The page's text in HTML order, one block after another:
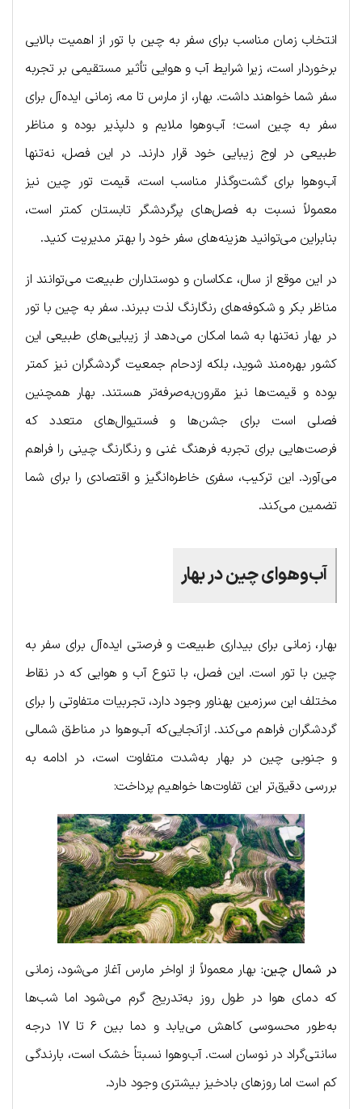
انتخاب زمان مناسب برای سفر به چین با تور از اهمیت بالایی
برخوردار است، زیرا شرایط آب و هوایی تأثیر مستقیمی بر تجربه
سفر شما خواهند داشت. بهار، از مارس تا مه، زمانی ایده‌آل برای
سفر به چین است؛ آب‌وهوا ملایم و دلپذیر بوده و مناظر
طبیعی در اوج زیبایی خود قرار دارند. در این فصل، نه‌تنها
آب‌وهوا برای گشت‌وگذار مناسب است، قیمت تور چین نیز
معمولاً نسبت به فصل‌های پرگردشگر تابستان کمتر است،
بنابراین می‌توانید هزینه‌های سفر خود را بهتر مدیریت کنید.
در این موقع از سال، عکاسان و دوستداران طبیعت می‌توانند از
مناظر بکر و شکوفه‌های رنگارنگ لذت ببرند. سفر به چین با تور
در بهار نه‌تنها به شما امکان می‌دهد از زیبایی‌های طبیعی این
کشور بهره‌مند شوید، بلکه ازدحام جمعیت گردشگران نیز کمتر
بوده و قیمت‌ها نیز مقرون‌به‌صرفه‌تر هستند. بهار همچنین
فصلی است برای جشن‌ها و فستیوال‌های متعدد که
فرصت‌هایی برای تجربه فرهنگ غنی و رنگارنگ چینی را فراهم
می‌آورد. این ترکیب، سفری خاطره‌انگیز و اقتصادی را برای شما
تضمین می‌کند.
آب‌وهوای چین در بهار
بهار، زمانی برای بیداری طبیعت و فرصتی ایده‌آل برای سفر به
چین با تور است. این فصل، با تنوع آب و هوایی که در نقاط
مختلف این سرزمین پهناور وجود دارد، تجربیات متفاوتی را برای
گردشگران فراهم می‌کند. ازآنجایی‌که آب‌وهوا در مناطق شمالی
و جنوبی چین در بهار به‌شدت متفاوت است، در ادامه به
بررسی دقیق‌تر این تفاوت‌ها خواهیم پرداخت:
در شمال چین:بهار معمولاً از اواخر مارس آغاز می‌شود، زمانی
که دمای هوا در طول روز به‌تدریج گرم می‌شود اما شب‌ها
به‌طور محسوسی کاهش می‌یابد و دما بین ۶ تا ۱۷ درجه
سانتی‌گراد در نوسان است. آب‌وهوا نسبتاً خشک است، بارندگی
کم است اما روزهای بادخیز بیشتری وجود دارد.